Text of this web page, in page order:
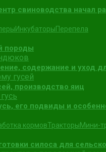
свиноводства начал
ИнкубаторыПерепела
породы
содержание и уход
производство яиц
его подвиды и
кормовТракторыМини-
силоса для